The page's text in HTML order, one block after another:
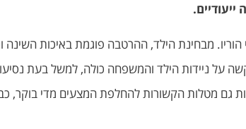
הוריו. מבחינת הילד, ההרטבה פוגמת באיכות
על ניידות הילד והמשפחה כולה, למשל בעת
גם מטלות הקשורות להחלפת המצעים מדי